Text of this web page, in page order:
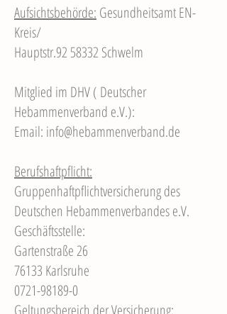
Aufsichtsbehörde: Gesundheitsamt EN-
Kreis/
Hauptstr.92 58332 Schwelm
Mitglied im DHV ( Deutscher
Hebammenverband e.V.):
Email: info@hebammenverband.de
Berufshaftpflicht:
Gruppenhaftpflichtversicherung des
Deutschen Hebammenverbandes e.V.
Geschäftsstelle:
Gartenstraße 26
76133 Karlsruhe
0721-98189-0
Geltungsbereich der Versicherung: